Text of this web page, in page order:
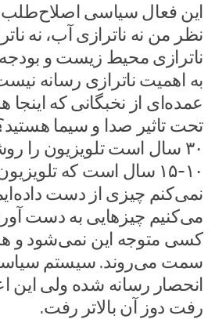
این فعال سیاسی اصلاح‌طلب،
نظر من نه ناترازی آب، نه
ناترازی محیط زیست و
به اهمیت ناترازی رسانه
عمده‌ای از نخبگانی که اینجا
تحت تاثیر صدا و سیما
۳۰ سال است تلویزیون را
۱۰-۱۵ سال است که
نمی‌کنم چیزی از دست
می‌کنیم چیزهایی به دست
کسی متوجه این نمی‌شود و
سمت می‌روند. سیستم سیاسی
انحصار رسانه شده ولی این
رفت دوز آن بالاتر رفت.